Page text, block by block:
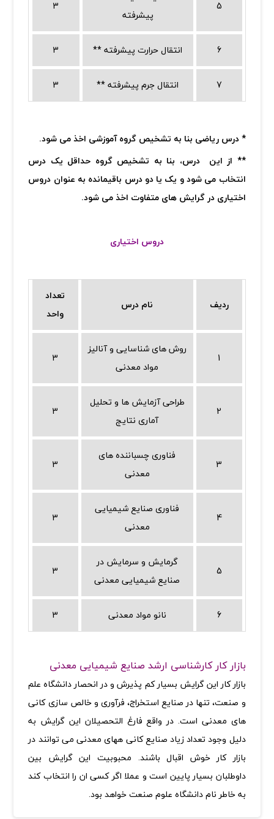
3
پیشرفته
5
3 ** انتقال حرارت پیشرفته 6
3 ** انتقال جرم پیشرفته 7
* درس ریاضی بنا به تشخیص گروه آموزشی اخذ می شود.
** از این درس، بنا به تشخیص گروه حداقل یک درس
انتخاب می شود و یک یا دو درس باقیمانده به عنوان دروس
اختیاری در گرایش های متفاوت اخذ می شود.
دروس اختیاری
تعداد
واحد
نام درس ردیف
3
روش های شناسایی و آنالیز
مواد معدنی
1
3
طراحی آزمایش ها و تحلیل
آماری نتایج
2
3
فناوری چسباننده های
معدنی
3
3
فناوری صنایع شیمیایی
معدنی
4
3
گرمایش و سرمایش در
صنایع شیمیایی معدنی
5
3 نانو مواد معدنی 6
بازار کار کارشناسی ارشد صنایع شیمیایی معدنی
بازار کار این گرایش بسیار کم پذیرش و در انحصار دانشگاه علم
و صنعت، تنها در صنایع استخراج، فرآوری و خالص سازی کانی
های معدنی است. در واقع فارغ التحصیلان این گرایش به
دلیل وجود تعداد زیاد صنایع کانی ههای معدنی می توانند در
بازار کار خوش اقبال باشند. محبوبیت این گرایش بین
داوطلبان بسیار پایین است و عملا اگر کسی ان را انتخاب کند
به خاطر نام دانشگاه علوم صنعت خواهد بود.